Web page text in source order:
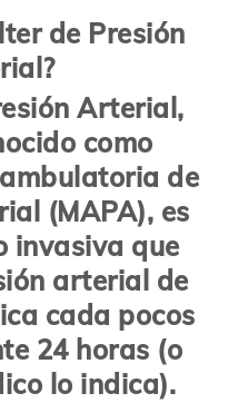
de Presión
Arterial ,
como
de
(MAPA), es
invasiva que
arterial de
cada pocos
24 horas (o
lo indica).